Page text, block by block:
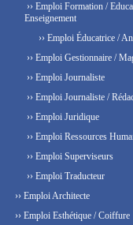
›› Emploi Formation /
Enseignement
›› Emploi Éducatrice /
›› Emploi Gestionnaire /
›› Emploi Journaliste
›› Emploi Journaliste /
›› Emploi Juridique
›› Emploi Ressources
›› Emploi Superviseurs
›› Emploi Traducteur
›› Emploi Architecte
›› Emploi Esthétique / Coiffure